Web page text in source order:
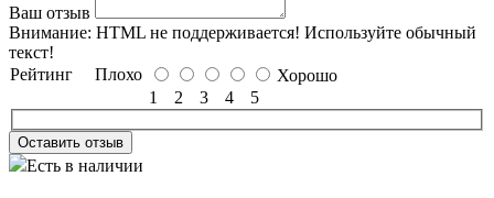
Ваш отзыв
Внимание: HTML не поддерживается! Используйте обычный
текст!
Рейтинг Плохо
Хорошо
1
2 3 4 5
Оставить отзыв
Есть в наличии